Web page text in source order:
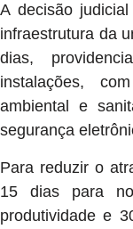
A decisão
infraestrutura da
dias,
instalações,
ambiental e
segurança
Para reduzir o
15 dias para
produtividade e